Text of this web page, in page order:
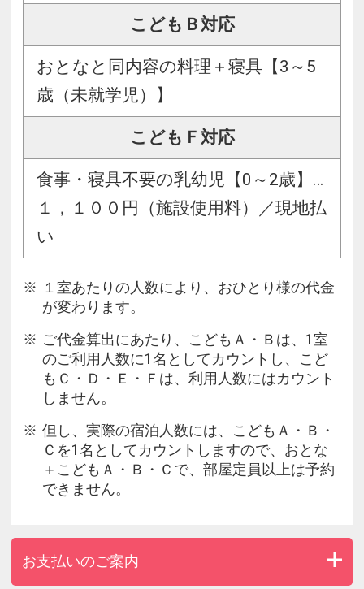
こどもＢ対応
おとなと同内容の料理＋寝具【3～5
歳（未就学児）】
こどもＦ対応
食事・寝具不要の乳幼児【0～2歳】…
１，１００円（施設使用料）／現地払
い
１室あたりの人数により、おひとり様の代金
が変わります。
ご代金算出にあたり、こどもＡ・Ｂは、1室
のご利用人数に1名としてカウントし、こど
もＣ・Ｄ・Ｅ・Ｆは、利用人数にはカウント
しません。
但し、実際の宿泊人数には、こどもＡ・Ｂ・
Ｃを1名としてカウントしますので、おとな
＋こどもＡ・Ｂ・Ｃで、部屋定員以上は予約
できません。
お支払いのご案内